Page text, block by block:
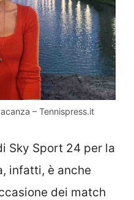
– Tennispress.it
Sky Sport 24 per la
infatti, è anche
dei match